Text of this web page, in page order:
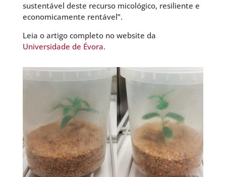
sustentável deste recurso micológico, resiliente e
economicamente rentável”.
Leia o artigo completo no website da
Universidade de Évora.